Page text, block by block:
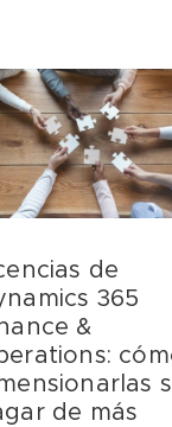
de
365
&
de más